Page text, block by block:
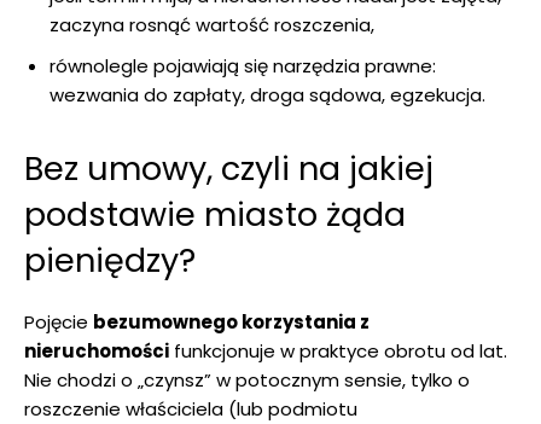
zaczyna rosnąć wartość roszczenia,
równolegle pojawiają się narzędzia prawne:
wezwania do zapłaty, droga sądowa, egzekucja.
Bez umowy, czyli na jakiej
podstawie miasto żąda
pieniędzy?
Pojęcie bezumownego korzystania z
nieruchomości funkcjonuje w praktyce obrotu od lat.
Nie chodzi o „czynsz” w potocznym sensie, tylko o
roszczenie właściciela (lub podmiotu